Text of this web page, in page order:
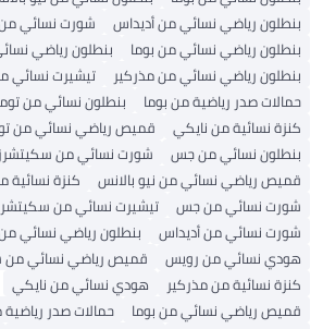
بنطلون رياضي نسائي من أديداس
شورت نسائي
بنطلون رياضي نسائي من بوما
بنطلون رياضي
بنطلون رياضي نسائي من مذركير
تيشيرت نسائي
حمالات صدر رياضية من بوما
بنطلون نسائي من
كنزة نسائية من نايكي
قميص رياضي نسائي من
بنطلون نسائي من جس
شورت نسائي من سكيتشرز
قميص رياضي نسائي من نيو بالانس
كنزة
شورت نسائي من جس
تيشيرت نسائي من
شورت نسائي من أديداس
بنطلون رياضي نسائي
هودي نسائي من رويس
قميص رياضي نسائي من
كنزة نسائية من مذركير
هودي نسائي من نايكي
قميص رياضي نسائي من بوما
حمالات صدر